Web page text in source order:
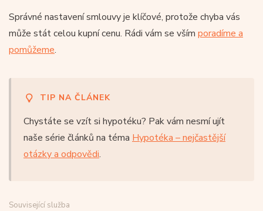
Správné nastavení smlouvy je klíčové, protože chyba vás
může stát celou kupní cenu. Rádi vám se vším poradíme a
pomůžeme.
TIP NA ČLÁNEK
Chystáte se vzít si hypotéku? Pak vám nesmí ujít
naše série článků na téma Hypotéka – nejčastější
otázky a odpovědi.
Související služba